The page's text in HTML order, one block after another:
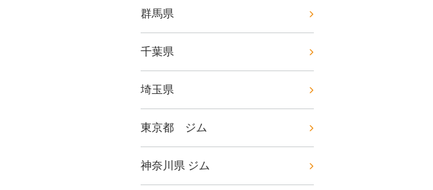
群馬県
千葉県
埼玉県
東京都 ジム
神奈川県 ジム